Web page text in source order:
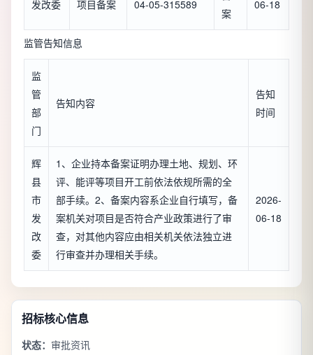
发改委
项目备案
04-05-315589
案
06-18
监管告知信息
监
管
部
门
告知内容
告知
时间
辉
县
市
发
改
委
1、企业持本备案证明办理土地、规划、环
评、能评等项目开工前依法依规所需的全
部手续。2、备案内容系企业自行填写，备
案机关对项目是否符合产业政策进行了审
查，对其他内容应由相关机关依法独立进
行审查并办理相关手续。
2026-
06-18
招标核心信息
状态： 审批资讯